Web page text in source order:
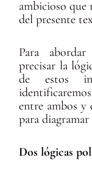
ambicioso
del presente
Para
precisar la
de estos
entre ambos y
para
Dos lógicas